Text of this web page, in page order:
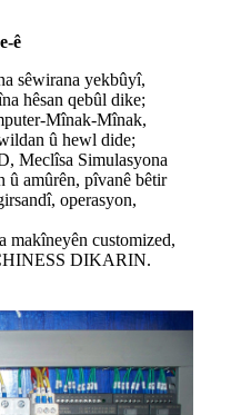
ê
sêwirana yekbûyî,
hêsan qebûl dike;
Mînak-Mînak,
û hewl dide;
Meclîsa Simulasyona
û amûrên, pîvanê bêtir
operasyon,
makîneyên customized,
DIKARIN.